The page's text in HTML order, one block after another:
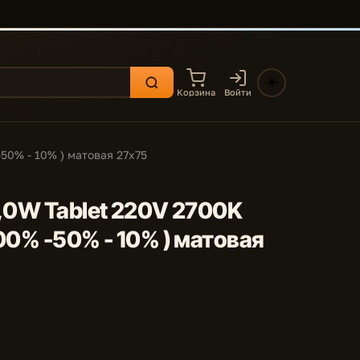
Корзина Войти
- 10% ) матовая 27x75
Tablet 220V 2700K
-50% - 10% ) матовая